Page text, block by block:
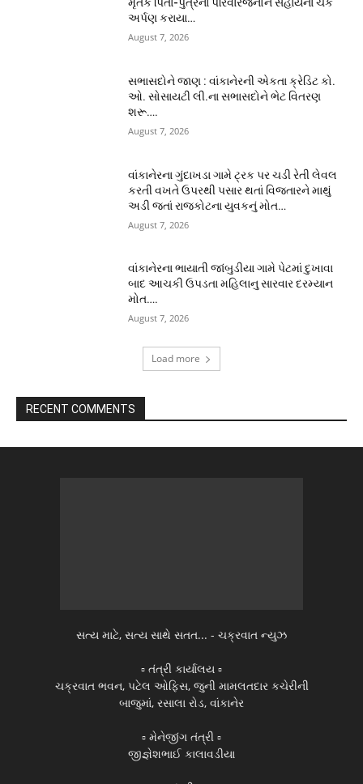
મૃતક પિતા-પુત્રના પરિવારજનોને સહાયના ચેક
અર્પણ કરાયા…
August 7, 2026
સભાસદોને જાણ : વાંકાનેરની એકતા ક્રેડિટ કો.
ઓ. સોસાયટી લી.ના સભાસદોને ભેટ વિતરણ
શરૂ….
August 7, 2026
વાંકાનેરના ગુંદાખડા ગામે ટ્રક પર ચડી રેતી લેવલ
કરતી વખતે ઉપરથી પસાર થતાં વિજતારને માથું
અડી જતાં રાજકોટના યુવકનું મોત…
August 7, 2026
વાંકાનેરના ભાયાતી જાંબુડીયા ગામે પેટમાં દુખાવા
બાદ આચકી ઉપડતા મહિલાનુ સારવાર દરમ્યાન
મોત….
August 7, 2026
Load more
RECENT COMMENTS
સત્ય માટે, સત્ય સાથે સતત... - ચક્રવાત ન્યુઝ
▫️ તંત્રી કાર્યાલય ▫️
ચક્રવાત ભવન, પટેલ ઓફિસ, જુની મામલતદાર કચેરીની
બાજુમાં, રસાલા રોડ, વાંકાનેર
▫️ મેનેજીંગ તંત્રી ▫️
જીજ્ઞેશભાઈ કાલાવડીયા